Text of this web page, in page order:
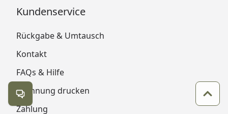
Kundenservice
Rückgabe & Umtausch
Kontakt
FAQs & Hilfe
Rechnung drucken
Zahlung
Kontakt öffnen